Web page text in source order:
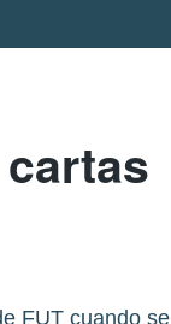
FUT cuando se